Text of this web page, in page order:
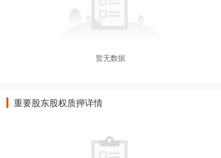
暂无数据
重要股东股权质押详情